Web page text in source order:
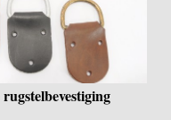
rugstelbevestiging